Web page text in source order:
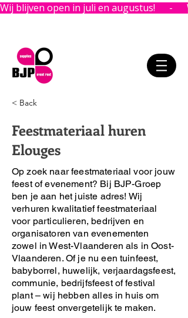
Wij blijven open in juli en augustus!      -
< Back
Feestmateriaal huren
Elouges
Op zoek naar feestmateriaal voor jouw
feest of evenement? Bij BJP-Groep
ben je aan het juiste adres! Wij
verhuren kwalitatief feestmateriaal
voor particulieren, bedrijven en
organisatoren van evenementen
zowel in West-Vlaanderen als in Oost-
Vlaanderen. Of je nu een tuinfeest,
babyborrel, huwelijk, verjaardagsfeest,
communie, bedrijfsfeest of festival
plant – wij hebben alles in huis om
jouw feest onvergetelijk te maken.